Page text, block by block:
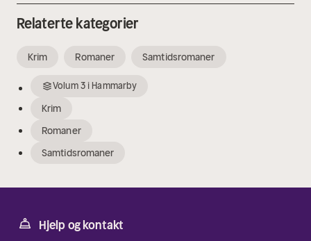
Relaterte kategorier
Krim Romaner Samtidsromaner
Volum3iHammarby
Krim
Romaner
Samtidsromaner
Hjelp og kontakt